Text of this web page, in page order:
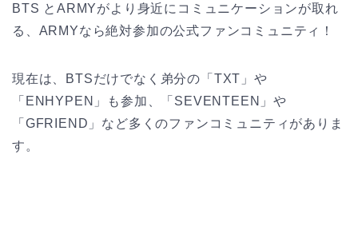
BTS とARMYがより身近にコミュニケーションが取れ
る、ARMYなら絶対参加の公式ファンコミュニティ！
現在は、BTSだけでなく弟分の「TXT」や
「ENHYPEN」も参加、「SEVENTEEN」や
「GFRIEND」など多くのファンコミュニティがありま
す。